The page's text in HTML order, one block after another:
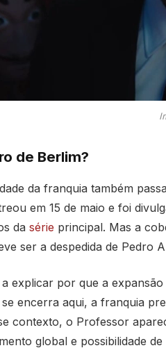
de Berlim?
da franquia também
em 15 de maio e foi
da série principal. Mas a
ser a despedida de Pedro
a explicar por que a
se encerra aqui, a franquia
contexto, o Professor
global e possibilidade